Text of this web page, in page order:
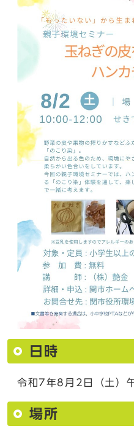
日時
令和7年8月2日（土）
場所